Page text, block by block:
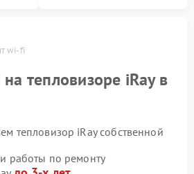
wi-fi
тепловизоре iRay в
тепловизор iRay собственной
работы по ремонту